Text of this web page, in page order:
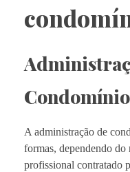
A administração de
formas, dependendo do
profissional contratado